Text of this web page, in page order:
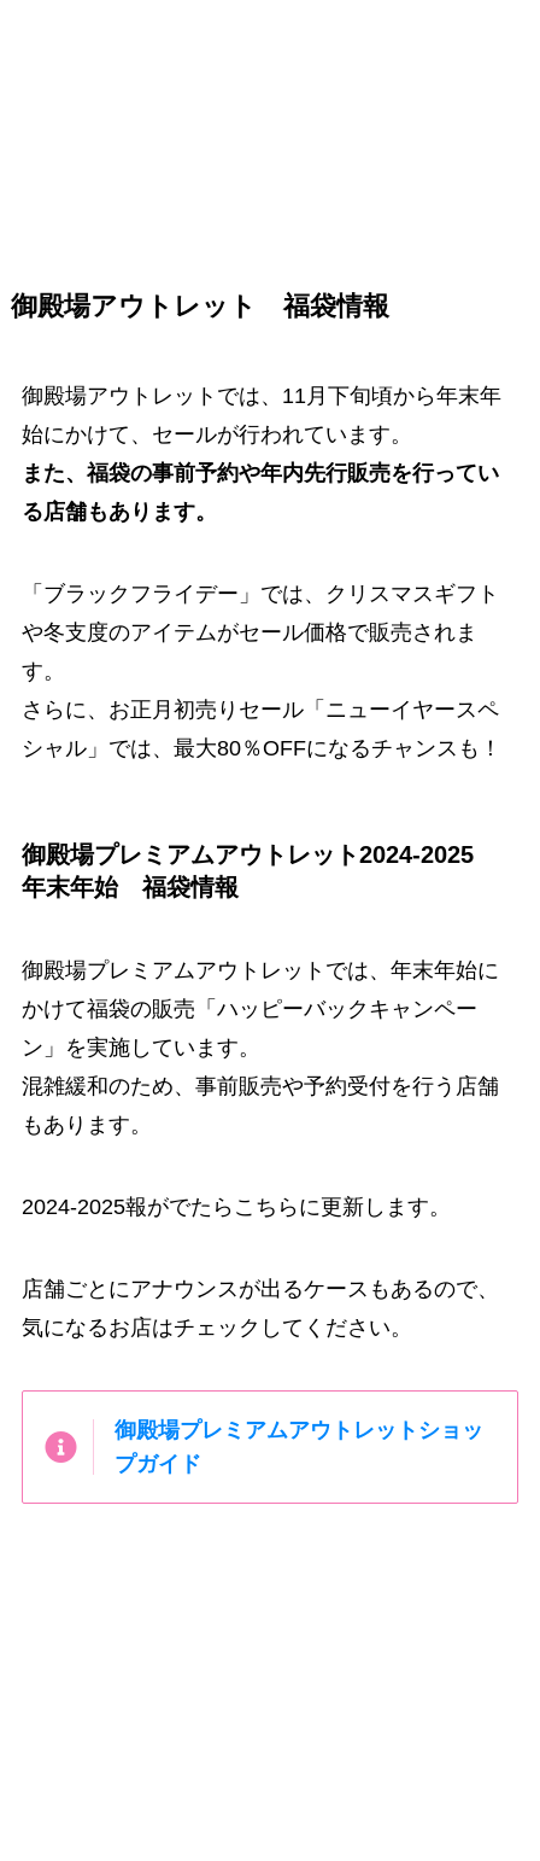
御殿場アウトレット 福袋情報
御殿場アウトレットでは、11月下旬頃から年末年
始にかけて、セールが行われています。
また、福袋の事前予約や年内先行販売を行ってい
る店舗もあります。
「ブラックフライデー」では、クリスマスギフト
や冬支度のアイテムがセール価格で販売されま
す。
さらに、お正月初売りセール「ニューイヤースペ
シャル」では、最大80％OFFになるチャンスも！
御殿場プレミアムアウトレット2024-2025
年末年始 福袋情報
御殿場プレミアムアウトレットでは、年末年始に
かけて福袋の販売「ハッピーバックキャンペー
ン」を実施しています。
混雑緩和のため、事前販売や予約受付を行う店舗
もあります。
2024-2025報がでたらこちらに更新します。
店舗ごとにアナウンスが出るケースもあるので、
気になるお店はチェックしてください。
御殿場プレミアムアウトレットショッ
プガイド